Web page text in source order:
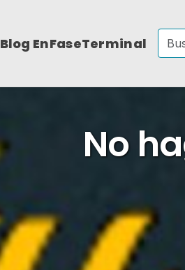
Blog EnFaseTerminal
No